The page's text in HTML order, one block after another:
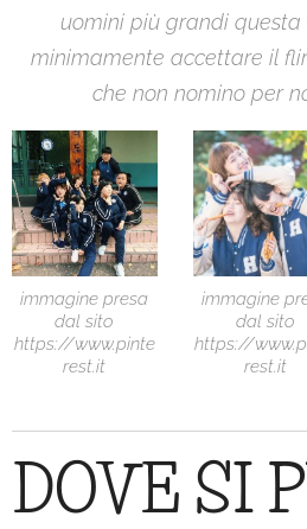
uomini più grandi questa
minimamente accettare il
che non nomino per
immagine presa
dal sito
https://www.pinte
rest.it
immagine
dal sito
https://
rest.it
DOVE SI